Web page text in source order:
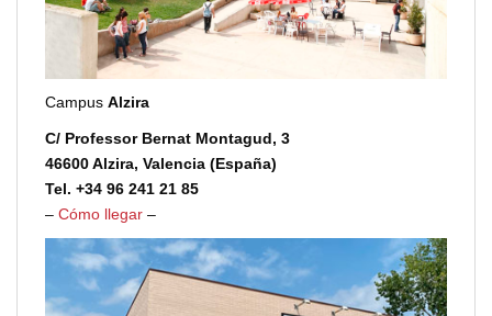
Campus Alzira
C/ Professor Bernat Montagud, 3
46600 Alzira, Valencia (España)
Tel. +34 96 241 21 85
– Cómo llegar –